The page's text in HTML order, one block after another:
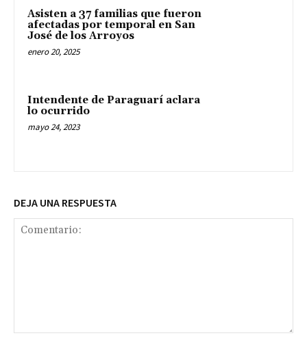
Asisten a 37 familias que fueron
afectadas por temporal en San
José de los Arroyos
enero 20, 2025
Intendente de Paraguarí aclara
lo ocurrido
mayo 24, 2023
DEJA UNA RESPUESTA